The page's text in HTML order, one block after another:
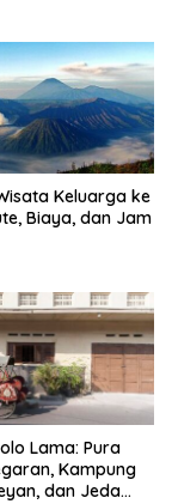
Keluarga ke
Biaya, dan Jam
Lama: Pura
Kampung
dan Jeda